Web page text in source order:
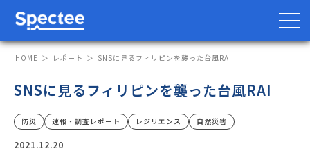
防災・BCP向け サプライチェーン向け
HOME レポート SNSに見るフィリピンを襲った台風RAI
SNSに見るフィリピンを襲った台風RAI
防災 速報・調査レポート レジリエンス 自然災害
2021.12.20